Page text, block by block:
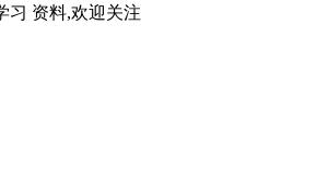
习 资料,欢迎关注